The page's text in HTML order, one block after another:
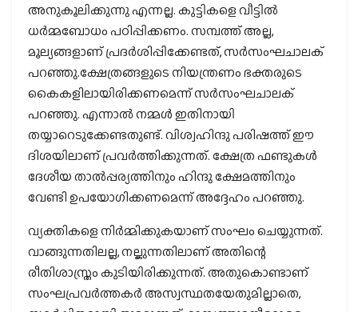
അനുകൂലിക്കുന്നു എന്നല്ല. കുട്ടികളെ വീട്ടില്‍
ധര്‍മ്മബോധം പഠിപ്പിക്കണം. സമ്പത്ത് അല്ല,
മൂല്യങ്ങളാണ് പ്രദര്‍ശിപ്പിക്കേണ്ടത്, സര്‍സംഘചാലക്
പറഞ്ഞു.ക്ഷേത്രങ്ങളുടെ നിയന്ത്രണം ഭക്തരുടെ
കൈകളിലായിരിക്കണമെന്ന് സര്‍സംഘചാലക്
പറഞ്ഞു. എന്നാല്‍ നമ്മള്‍ ഇതിനായി
തയ്യാറെടുക്കേണ്ടതുണ്ട്. വിശ്വഹിന്ദു പരിഷത്ത് ഈ
ദിശയിലാണ് പ്രവര്‍ത്തിക്കുന്നത്. ക്ഷേത്ര ഫണ്ടുകള്‍
ദേശീയ താല്‍പ്പര്യത്തിനും ഹിന്ദു ക്ഷേമത്തിനും
വേണ്ടി ഉപയോഗിക്കണമെന്ന് അദ്ദേഹം പറഞ്ഞു.
വ്യക്തികളെ നിര്‍മ്മിക്കുകയാണ് സംഘം ചെയ്യുന്നത്.
വാങ്ങുന്നതിലല്ല, നല്കുന്നതിലാണ് അതിന്റെ
രീതിശാസ്ത്രം കുടിയിരിക്കുന്നത്. അതുകൊണ്ടാണ്
സംഘപ്രവര്‍ത്തകര്‍ അസ്വസ്ഥതയേതുമില്ലാതെ,